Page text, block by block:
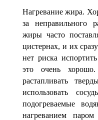
Нагревание жира.
за неправильного
жиры часто
цистернах, и их
нет риска
это очень
растапливать
использовать
подогреваемые
нагреванием паром